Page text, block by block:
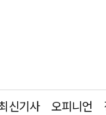
신기사 오피니언